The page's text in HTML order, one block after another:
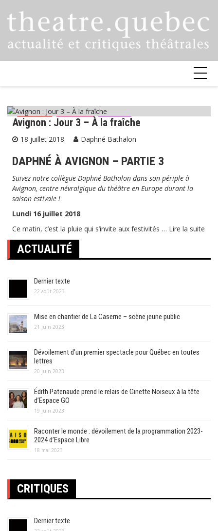
Avignon Critiques Festival
Avignon : Jour 3 – À la fraîche
18 juillet 2018 Daphné Bathalon
DAPHNÉ À AVIGNON – PARTIE 3
Suivez notre collègue Daphné Bathalon dans son périple à
Avignon, centre névralgique du théâtre en Europe durant la
saison estivale !
Lundi 16 juillet 2018
Ce matin, c’est la pluie qui s’invite aux festivités … Lire la suite
ACTUALITÉ
Dernier texte
22 août 2023
Mise en chantier de La Caserne – scène jeune public
21 juin 2023
Dévoilement d’un premier spectacle pour Québec en toutes
lettres
20 juin 2023
Édith Patenaude prend le relais de Ginette Noiseux à la tête
d’Espace GO
19 juin 2023
Raconter le monde : dévoilement de la programmation 2023-
2024 d’Espace Libre
18 mai 2023
CRITIQUES
Dernier texte